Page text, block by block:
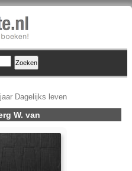
Dagelijks leven
W. van